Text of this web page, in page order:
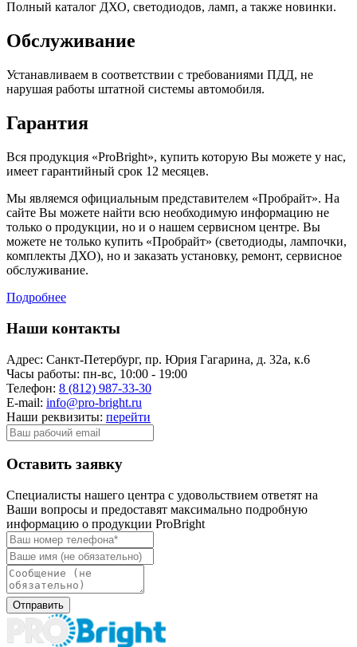
Полный каталог ДХО, светодиодов, ламп, а также новинки.
Обслуживание
Устанавливаем в соответствии с требованиями ПДД, не
нарушая работы штатной системы автомобиля.
Гарантия
Вся продукция «ProBright», купить которую Вы можете у нас,
имеет гарантийный срок 12 месяцев.
Мы являемся официальным представителем «Пробрайт». На
сайте Вы можете найти всю необходимую информацию не
только о продукции, но и о нашем сервисном центре. Вы
можете не только купить «Пробрайт» (светодиоды, лампочки,
комплекты ДХО), но и заказать установку, ремонт, сервисное
обслуживание.
Подробнее
Наши контакты
Адрес: Санкт-Петербург, пр. Юрия Гагарина, д. 32а, к.6
Часы работы: пн-вс, 10:00 - 19:00
Телефон: 8 (812) 987-33-30
E-mail: info@pro-bright.ru
Наши реквизиты: перейти
Оставить заявку
Специалисты нашего центра с удовольствием ответят на
Ваши вопросы и предоставят максимально подробную
информацию о продукции ProBright
Отправить